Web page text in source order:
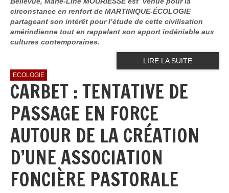
circonstance en renfort de MARTINIQUE-ÉCOLOGIE
partageant son intérêt pour l’étude de cette civilisation
amérindienne tout en rappelant son apport indéniable aux
cultures contemporaines.
LIRE LA SUITE
ECOLOGIE
CARBET : TENTATIVE DE
PASSAGE EN FORCE
AUTOUR DE LA CRÉATION
D’UNE ASSOCIATION
FONCIÈRE PASTORALE